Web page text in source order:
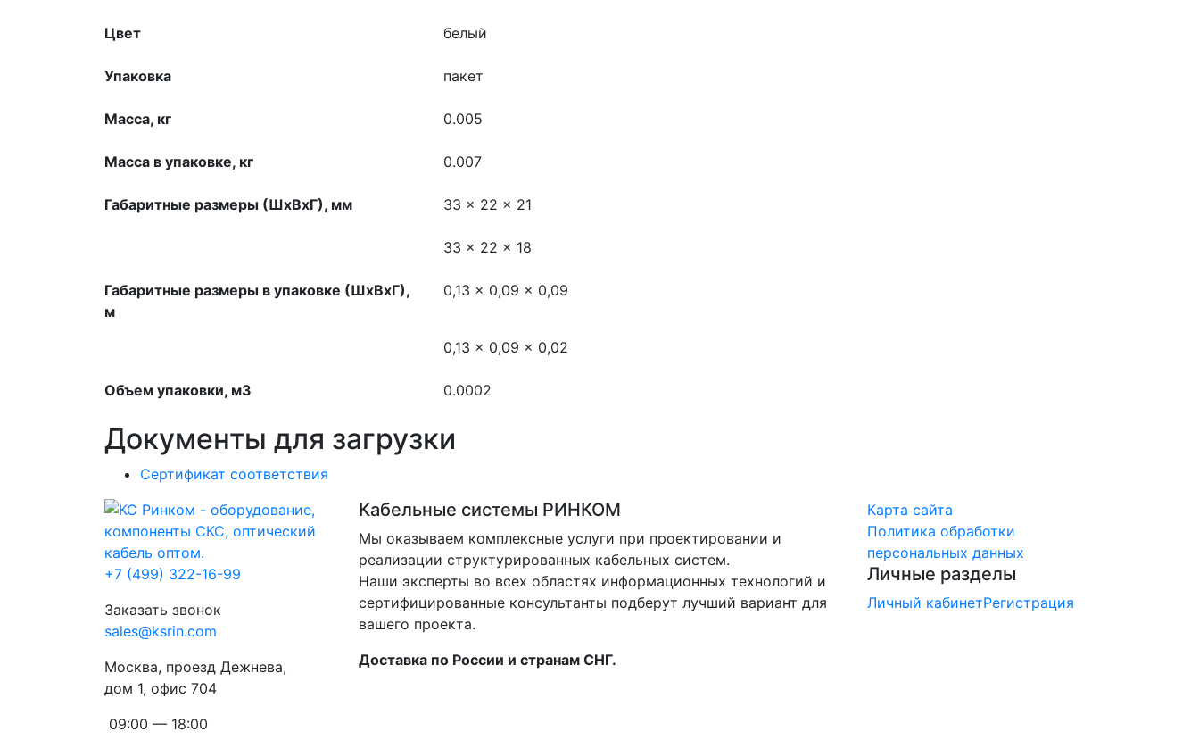
Цвет белый
Упаковка пакет
Масса, кг 0.005
Масса в упаковке, кг 0.007
Габаритные размеры (ШхВхГ), мм 33 x 22 x 21
33 x 22 x 18
Габаритные размеры в упаковке (ШхВхГ),
м
0,13 x 0,09 x 0,09
0,13 x 0,09 x 0,02
Объем упаковки, м3 0.0002
Документы для загрузки
Сертификат соответствия
+7 (499) 322-16-99
Заказать звонок
sales@ksrin.com
Москва, проезд Дежнева,
дом 1, офис 704
09:00 — 18:00
Кабельные системы РИНКОМ
Мы оказываем комплексные услуги при проектировании и
реализации структурированных кабельных систем.
Наши эксперты во всех областях информационных технологий и
сертифицированные консультанты подберут лучший вариант для
вашего проекта.
Доставка по России и странам СНГ.
Карта сайта
Политика обработки
персональных данных
Личные разделы
Личный кабинетРегистрация